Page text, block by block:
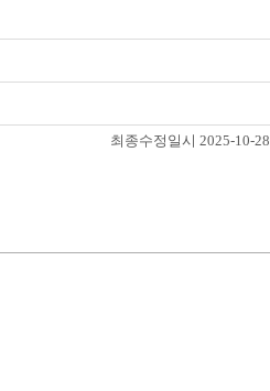
최종수정일시 2025-10-28